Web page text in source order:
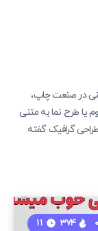
در صنعت چاپ،
یا طرح‌ نما به متنی
گرافیک گفته
0
374